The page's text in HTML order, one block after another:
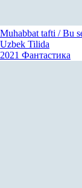
Muhabbat tafti / Bu
Uzbek Tilida
2021 Фантастика